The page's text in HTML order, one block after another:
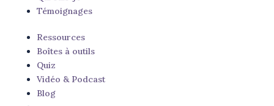
Témoignages
Ressources
Boîtes à outils
Quiz
Vidéo & Podcast
Blog